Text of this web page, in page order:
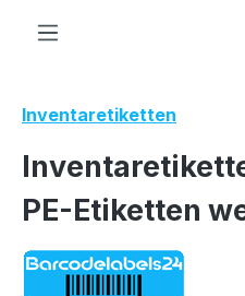
Inventaretiketten
PE-Etiketten